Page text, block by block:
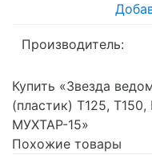
Производитель:
Купить «Звезда
(пластик) T125,
МУХТАР-15»
Похожие товары